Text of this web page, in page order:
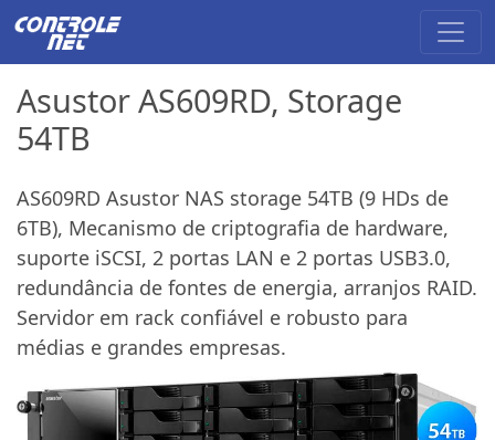
Asustor AS609RD, Storage
54TB
AS609RD Asustor NAS storage 54TB (9 HDs de
6TB), Mecanismo de criptografia de hardware,
suporte iSCSI, 2 portas LAN e 2 portas USB3.0,
redundância de fontes de energia, arranjos RAID.
Servidor em rack confiável e robusto para
médias e grandes empresas.